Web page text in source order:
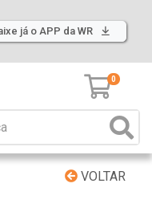
já o APP da WR
0
VOLTAR